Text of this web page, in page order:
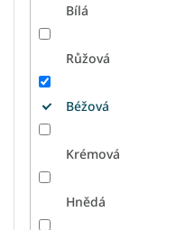
Bílá
Růžová
Béžová
Krémová
Hnědá